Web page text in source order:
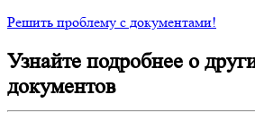
Решить проблему с документами!
Узнайте подробнее о
документов